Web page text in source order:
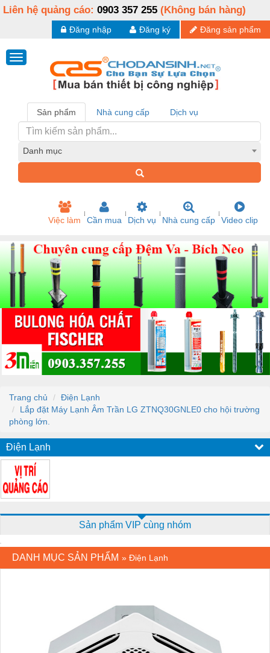
Liên hệ quảng cáo: 0903 357 255 (Không bán hàng)
Đăng sản phẩm
Đăng ký
Đăng nhập
Sản phẩm Nhà cung cấp Dịch vụ
Danh mục
Việc làm Cần mua Dịch vụ Nhà cung cấp Video clip
Trang chủ
Điện Lạnh
Lắp đặt Máy Lạnh Âm Trần LG ZTNQ30GNLE0 cho hội trường
phòng lớn.
Điện Lạnh
Sản phẩm VIP cùng nhóm
DANH MỤC SẢN PHẨM » Điện Lạnh